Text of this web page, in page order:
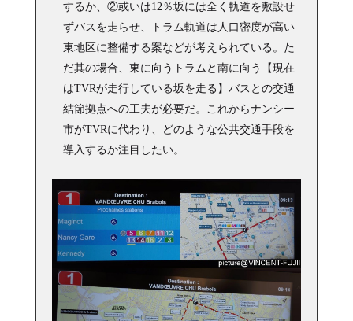
するか、②或いは12％坂には全く軌道を敷設せ
ずバスを走らせ、トラム軌道は人口密度が高い
東地区に整備する案などが考えられている。た
だ其の場合、東に向うトラムと南に向う【現在
はTVRが走行している坂を走る】バスとの交通
結節拠点への工夫が必要だ。これからナンシー
市がTVRに代わり、どのような公共交通手段を
導入するか注目したい。